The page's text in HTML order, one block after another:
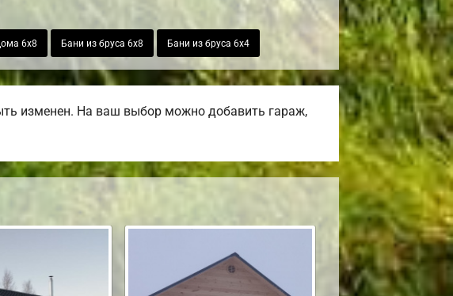
6х8 Бани из бруса 6х8 Бани из бруса 6х4
изменен. На ваш выбор можно добавить гараж,